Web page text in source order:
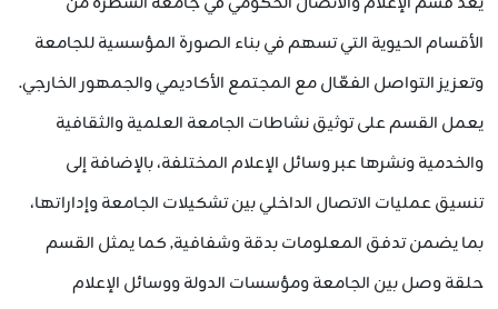
الأقسام الحيوية التي تسهم في بناء الصورة المؤسسية للجامعة
وتعزيز التواصل الفعّال مع المجتمع الأكاديمي والجمهور الخارجي.
يعمل القسم على توثيق نشاطات الجامعة العلمية والثقافية
والخدمية ونشرها عبر وسائل الإعلام المختلفة، بالإضافة إلى
تنسيق عمليات الاتصال الداخلي بين تشكيلات الجامعة وإداراتها،
بما يضمن تدفق المعلومات بدقة وشفافية, كما يمثل القسم
حلقة وصل بين الجامعة ومؤسسات الدولة ووسائل الإعلام